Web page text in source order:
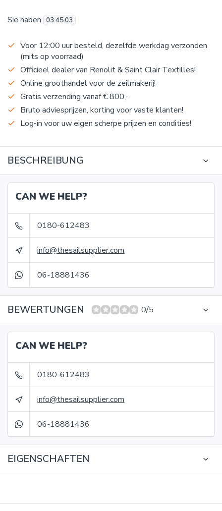
Sie haben 03:45:03
Voor 12:00 uur besteld, dezelfde werkdag verzonden
(mits op voorraad)
Officieel dealer van Renolit & Saint Clair Textilles!
Online groothandel voor de zeilmakerij!
Gratis verzending vanaf € 800,-
Bruto adviesprijzen, korting voor vaste klanten!
Log-in voor uw eigen scherpe prijzen en condities!
BESCHREIBUNG
CAN WE HELP?
0180-612483
info@thesailsupplier.com
06-18881436
BEWERTUNGEN 0/5
CAN WE HELP?
0180-612483
info@thesailsupplier.com
06-18881436
EIGENSCHAFTEN